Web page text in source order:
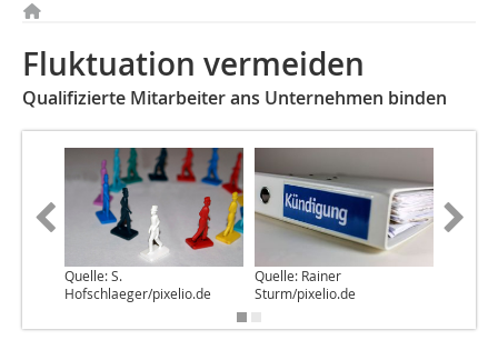
Fluktuation vermeiden
Qualifizierte Mitarbeiter ans Unternehmen binden
Quelle: S.
Hofschlaeger/pixelio.de
Quelle: Rainer
Sturm/pixelio.de